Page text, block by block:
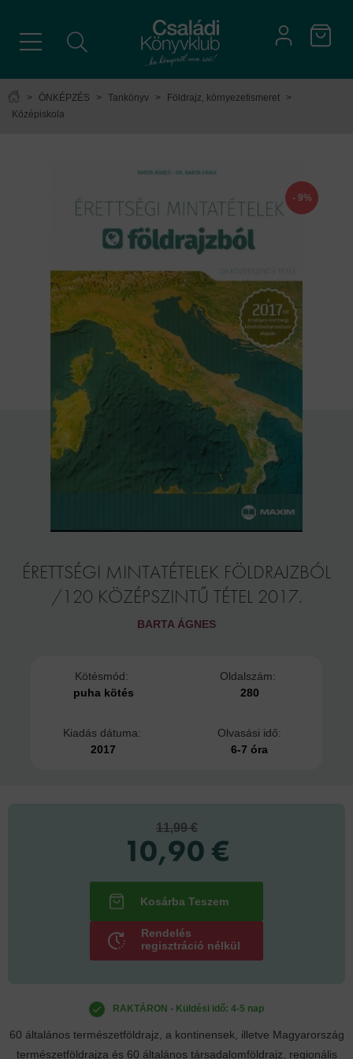
> ÖNKÉPZÉS > Tankönyv > Földrajz, környezetismeret
>
Középiskola
- 9%
ÉRETTSÉGI MINTATÉTELEK FÖLDRAJZBÓL
/120 KÖZÉPSZINTŰ TÉTEL 2017.
BARTA ÁGNES
Kötésmód:
puha kötés
Oldalszám:
280
Kiadás dátuma:
2017
Olvasási idő:
6-7 óra
60 általános természetföldrajz, a kontinensek, illetve Magyarország
természetföldrajza és 60 általános társadalomföldrajz, regionális
RAKTÁRON - Küldési idő: 4-5 nap
11,99 €
10,90 €
Rendelés
regisztráció nélkül